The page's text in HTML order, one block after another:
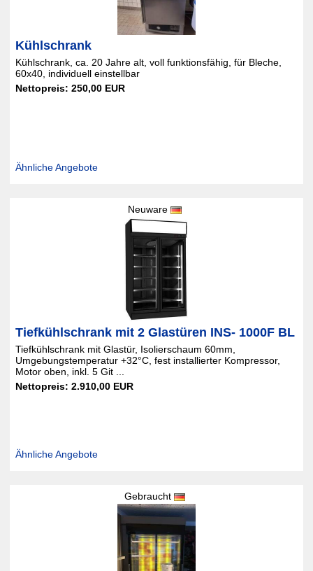
Kühlschrank
Kühlschrank, ca. 20 Jahre alt, voll funktionsfähig, für Bleche,
60x40, individuell einstellbar
Nettopreis: 250,00 EUR
Ähnliche Angebote
Neuware
Tiefkühlschrank mit 2 Glastüren INS- 1000F BL
Tiefkühlschrank mit Glastür, Isolierschaum 60mm,
Umgebungstemperatur +32°C, fest installierter Kompressor,
Motor oben, inkl. 5 Git ...
Nettopreis: 2.910,00 EUR
Ähnliche Angebote
Gebraucht